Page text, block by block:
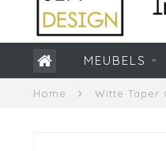
MEUBELS
Home Witte Taper